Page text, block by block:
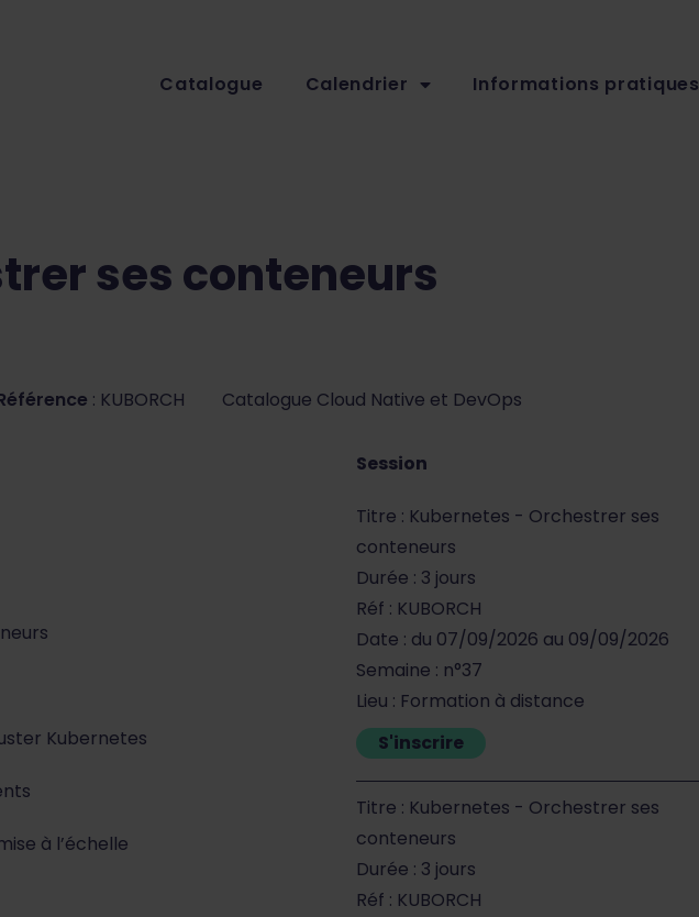
Catalogue Calendrier Informations pratiques
ses conteneurs
: KUBORCH Catalogue Cloud Native et DevOps
Kubernetes
à l’échelle
Session
Titre : Kubernetes - Orchestrer ses
conteneurs
Durée : 3 jours
Réf : KUBORCH
Date : du 07/09/2026 au 09/09/2026
Semaine : n°37
Lieu : Formation à distance
S'inscrire
Titre : Kubernetes - Orchestrer ses
conteneurs
Durée : 3 jours
Réf : KUBORCH